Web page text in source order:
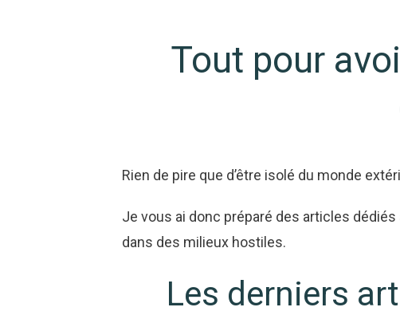
Tout pour
Rien de pire que d’être isolé du monde
Je vous ai donc préparé des articles
dans des milieux hostiles.
Les derniers